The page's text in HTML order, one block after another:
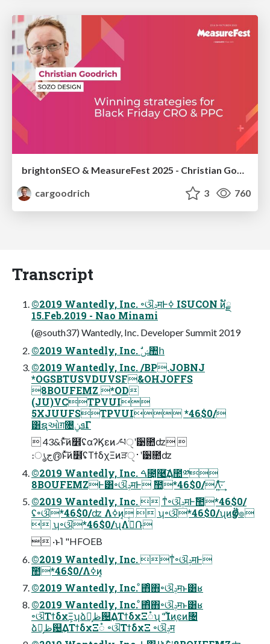
cargoodrich
3 760
Transcript
©2019 Wantedly, Inc. ৽ଔݚमͰߦ͏ ISUCON ͷັྗ
15.Feb.2019 - Nao Minami
(@south37) Wantedly, Inc. Developer Summit 2019
©2019 Wantedly, Inc. ࣗݾ঺հ
©2019 Wantedly, Inc. /BP.JOBNJ
*OGSBTUSVDUVSF&OHJOFFS
8BOUFEMZ *OD
(JU)VCTPVUI
5XJUUFSTPVUI *46$0/
͸ຊઓग़৔ܦݧ͋Γ
 43&ͱͯ͠ͷ໾ׂʢαʔϏεͷ৴པੑʹ੹೚ʣ 
։ൃج൫ͱͯ͠ͷ໾ׂʢΤϯδχΞͷੜ࢈ੑʹ੹೚ʣ
©2019 Wantedly, Inc. ࠓ೔͓࿩͢͠Δ಺༰
8BOUFEMZͰ͸৽ଔݚमͰ ࣾ಺*46$0/Λ͍ͯ͠·͢
©2019 Wantedly, Inc.  ͳͥ৽ଔݚमͰࣾ಺*46$0/
ʢ৽ଔ*46$0/ʣ Λߦ͏ͷ͔  ʮ৽ଔ*46$0/ʯͷӡӦํ๏
 ʮ৽ଔ*46$0/ʯΛߦͬͨ݁Ռ
 ·ͱΊ "HFOEB
©2019 Wantedly, Inc. ͳͥ৽ଔݚमͰ
ࣾ಺*46$0/Λߦ͏ͷ͔
©2019 Wantedly, Inc. ͦ΋ͦ΋৽ଔݚमͱ͸ʁ
©2019 Wantedly, Inc. ͦ΋ͦ΋৽ଔݚमͱ͸ʁ
৽ଔΤϯδχΞ͕ʮձ͕ࣾظ଴͢ΔΤϯδχΞ૾ʯ ʹۙͮͨ͘Ίͷֶͼͷ৔
ձ͕ࣾظ଴͢ΔΤϯδχΞ૾ ৽ଔΤϯδχΞ ৽ଔݚम